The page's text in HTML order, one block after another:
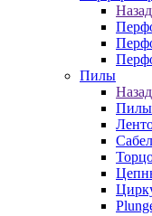
Назад
Пилы
Назад
Пилы